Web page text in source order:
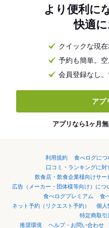
より便利に
快適
クイックな現
予約も簡単。
会員登録なし
アプ
アプリなら1ヶ月
利用規約 食べログにつ
口コミ・ランキングに対
飲食店・飲食企業様向けサー
広告（メーカー・団体様等向け）につ
食べログプレミアム
食
ネット予約（リクエスト予約）
個人
特定商取引
推奨環境
ヘルプ・お問い合わせ